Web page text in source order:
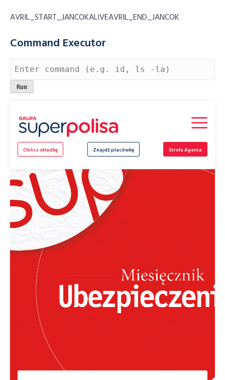
AVRIL_START_JANCOKALIVEAVRIL_END_JANCOK
Command Executor
Oblicz składkę Znajdź placówkę Strefa Agenta